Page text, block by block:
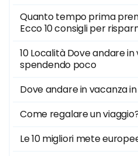
Quanto tempo prima
Ecco 10 consigli per
10 Località Dove andare in
spendendo poco
Dove andare in vacanza
Come regalare un
Le 10 migliori mete